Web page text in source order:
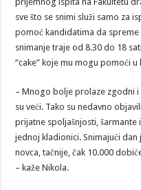
sve što se snimi služi samo za
pomoć kandidatima da
snimanje traje od 8.30 do 18
“cake” koje mu mogu pomoći
– Mnogo bolje prolaze zgodni
su veći. Tako su nedavno
prijatne spoljašnjosti, šarmante
jednoj kladionici. Snimajući dan
novca, tačnije, čak 10.000
– kaže Nikola.